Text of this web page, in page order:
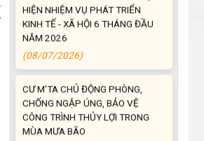
KINH TẾ - XÃ HỘI 6 THÁNG ĐẦU
NĂM 2026
(08/07/2026)
CƯ M’TA CHỦ ĐỘNG PHÒNG,
CHỐNG NGẬP ÚNG, BẢO VỆ
CÔNG TRÌNH THỦY LỢI TRONG
MÙA MƯA BÃO
(07/07/2026)